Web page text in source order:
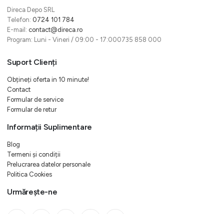
Direca Depo SRL
Telefon: 0724 101 784
E-mail: contact@direca.ro
Program: Luni - Vineri / 09:00 - 17:000735 858 000
Suport Clienți
Obțineți oferta in 10 minute!
Contact
Formular de service
Formular de retur
Informații Suplimentare
Blog
Termeni și condiții
Prelucrarea datelor personale
Politica Cookies
Urmărește-ne